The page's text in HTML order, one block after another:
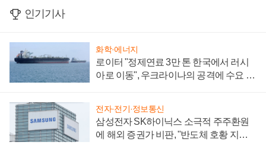
인기기사
화학·에너지
로이터 "정제연료 3만 톤 한국에서 러시
아로 이동", 우크라이나의 공격에 수요 늘
전자·전기·정보통신
삼성전자 SK하이닉스 소극적 주주환원
에 해외 증권가 비판, "반도체 호황 지속